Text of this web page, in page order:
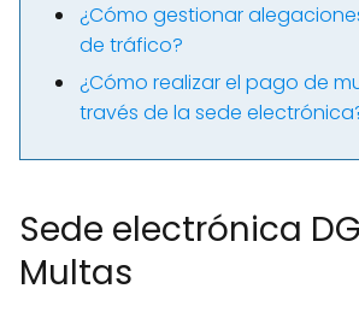
¿Cómo gestionar
de tráfico?
¿Cómo realizar el pago de
través de la sede
Sede electrónica
Multas